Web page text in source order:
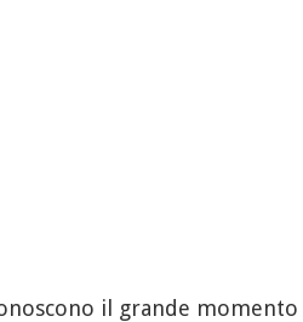
il grande momento